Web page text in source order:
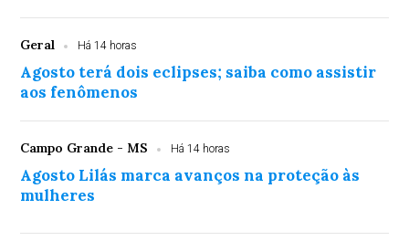
Geral Há 14 horas
Agosto terá dois eclipses; saiba como assistir
aos fenômenos
Campo Grande - MS Há 14 horas
Agosto Lilás marca avanços na proteção às
mulheres